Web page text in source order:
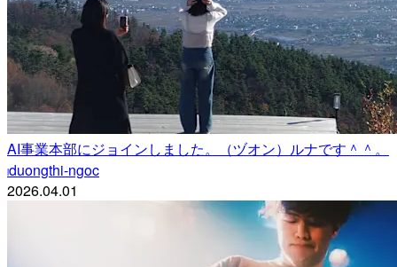
AI事業本部にジョインしました。（ヅオン）ルナです＾＾。
lduongthi-ngoc
2026.04.01